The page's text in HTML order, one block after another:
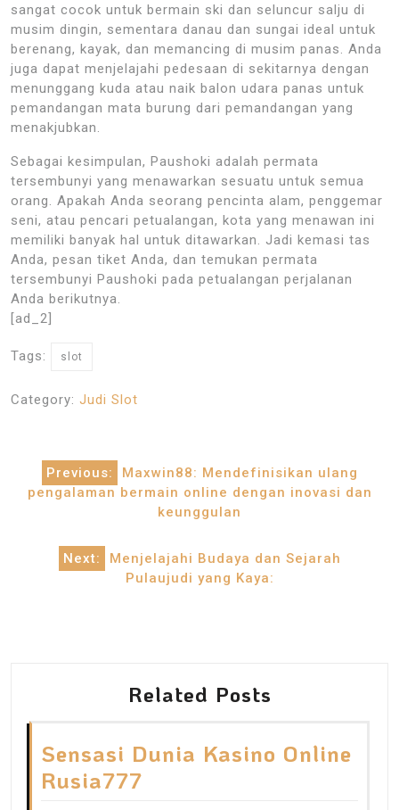
sangat cocok untuk bermain ski dan seluncur salju di
musim dingin, sementara danau dan sungai ideal untuk
berenang, kayak, dan memancing di musim panas. Anda
juga dapat menjelajahi pedesaan di sekitarnya dengan
menunggang kuda atau naik balon udara panas untuk
pemandangan mata burung dari pemandangan yang
menakjubkan.
Sebagai kesimpulan, Paushoki adalah permata
tersembunyi yang menawarkan sesuatu untuk semua
orang. Apakah Anda seorang pencinta alam, penggemar
seni, atau pencari petualangan, kota yang menawan ini
memiliki banyak hal untuk ditawarkan. Jadi kemasi tas
Anda, pesan tiket Anda, dan temukan permata
tersembunyi Paushoki pada petualangan perjalanan
Anda berikutnya.
[ad_2]
Tags: slot
Category: Judi Slot
Post
navigation
Previous:
Maxwin88: Mendefinisikan ulang
pengalaman bermain online dengan inovasi dan
keunggulan
Next:
Menjelajahi Budaya dan Sejarah
Pulaujudi yang Kaya:
Related Posts
Sensasi Dunia Kasino Online
Rusia777